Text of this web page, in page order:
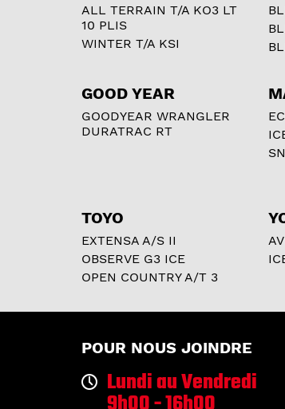
ALL TERRAIN T/A KO3 LT
10 PLIS
WINTER T/A KSI
GOOD YEAR
GOODYEAR WRANGLER
DURATRAC RT
TOYO
EXTENSA A/S II
OBSERVE G3 ICE
OPEN COUNTRY A/T 3
POUR NOUS JOINDRE
Lundi au Vendredi